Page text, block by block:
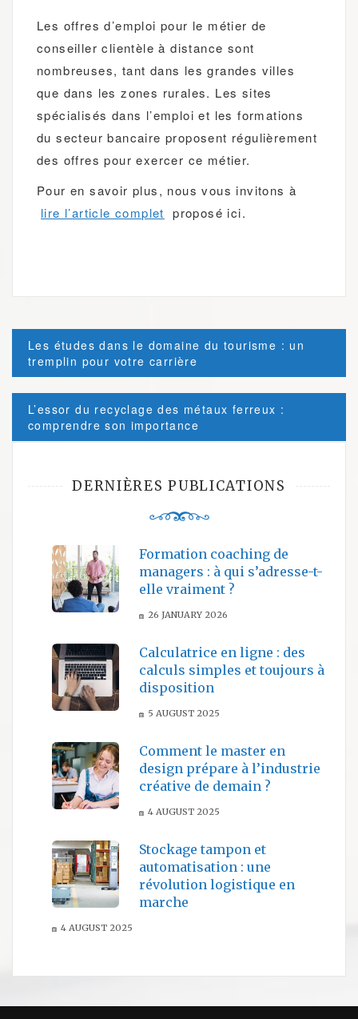
Les offres d’emploi pour le métier de
conseiller clientèle à distance sont
nombreuses, tant dans les grandes villes
que dans les zones rurales. Les sites
spécialisés dans l’emploi et les formations
du secteur bancaire proposent régulièrement
des offres pour exercer ce métier.
Pour en savoir plus, nous vous invitons à
lire l’article complet proposé ici.
Post
navigation
Les études dans le domaine du tourisme : un
tremplin pour votre carrière
L’essor du recyclage des métaux ferreux :
comprendre son importance
DERNIÈRES PUBLICATIONS
Formation coaching de
managers : à qui s’adresse-t-
elle vraiment ?
26 JANUARY 2026
Calculatrice en ligne : des
calculs simples et toujours à
disposition
5 AUGUST 2025
Comment le master en
design prépare à l’industrie
créative de demain ?
4 AUGUST 2025
Stockage tampon et
automatisation : une
révolution logistique en
marche
4 AUGUST 2025